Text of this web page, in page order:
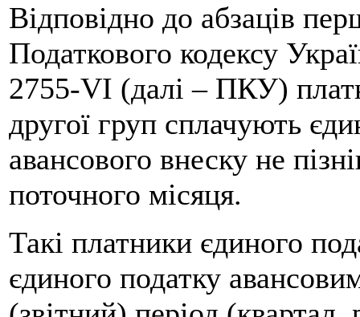
Відповідно до абзаців
Податкового кодексу
2755-VІ (далі – ПКУ)
другої груп сплачують
авансового внеску не
поточного місяця.
Такі платники єдиного
єдиного податку